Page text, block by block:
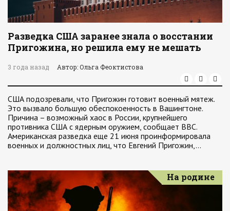
Разведка США заранее знала о восстании
Пригожина, но решила ему не мешать
3 года назад Автор: Ольга Феоктистова
США подозревали, что Пригожин готовит военный мятеж.
Это вызвало большую обеспокоенность в Вашингтоне.
Причина – возможный хаос в России, крупнейшего
противника США с ядерным оружием, сообщает BBC.
Американская разведка еще 21 июня проинформировала
военных и должностных лиц, что Евгений Пригожин,…
На родине